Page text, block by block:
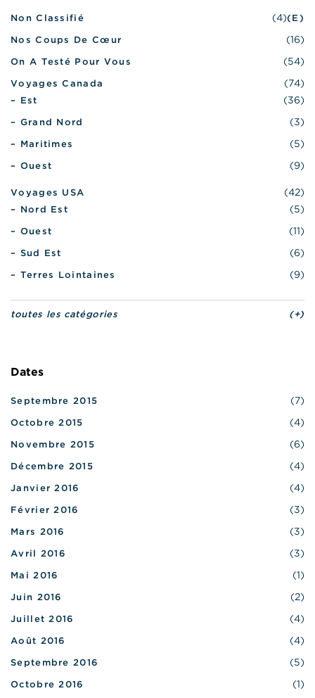
Non Classifié (e)
(4)
Nos Coups De Cœur (16)
On A Testé Pour Vous (54)
Voyages Canada (74)
– Est (36)
– Grand Nord (3)
– Maritimes (5)
– Ouest (9)
Voyages USA (42)
– Nord Est (5)
– Ouest (11)
– Sud Est (6)
– Terres Lointaines (9)
toutes les catégories (+)
Dates
Septembre 2015 (7)
Octobre 2015 (4)
Novembre 2015 (6)
Décembre 2015 (4)
Janvier 2016 (4)
Février 2016 (3)
Mars 2016 (3)
Avril 2016 (3)
Mai 2016 (1)
Juin 2016 (2)
Juillet 2016 (4)
Août 2016 (4)
Septembre 2016 (5)
Octobre 2016 (1)